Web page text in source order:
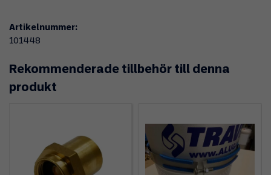
Artikelnummer:
101448
Rekommenderade tillbehör till denna
produkt